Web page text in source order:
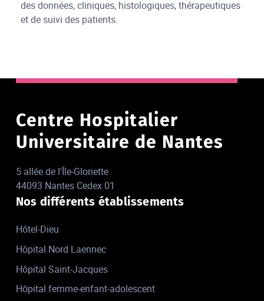
des données, cliniques, histologiques, thérapeutiques
et de suivi des patients.
Centre Hospitalier
Universitaire de Nantes
5 allée de l'Île-Gloriette
44093 Nantes Cedex 01
Nos différents établissements
Hôtel-Dieu
Hôpital Nord Laennec
Hôpital Saint-Jacques
Hôpital femme-enfant-adolescent